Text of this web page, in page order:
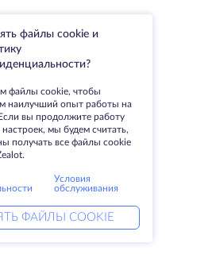
файлы cookie и
файлы cookie, чтобы
наилучший опыт работы на
вы продолжите работу
настроек, мы будем считать,
получать все файлы cookie
Условия
обслуживания
ФАЙЛЫ COOKIE